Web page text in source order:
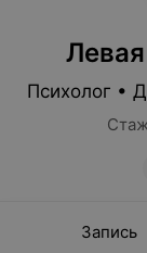
Психолог •
Запись